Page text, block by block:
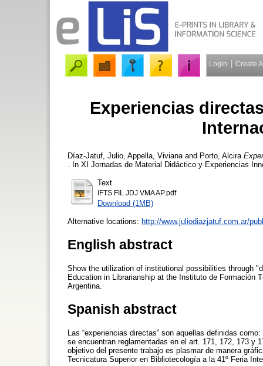
Login Create
Experiencias
Díaz-Jatuf, Julio Appella, Viviana and Porto, Alcira
. In XI Jornadas de Material Didáctico y Experiencias
Text
IFTS FIL JDJ VMA AP.pdf
Download (1MB)
Alternative locations: http://www.juliodiazjatuf.com.ar/
English abstract
Show the utilization of institutional possibilities through
Education in Librarianship at the Instituto de Formación
Argentina.
Spanish abstract
Las “experiencias directas” son aquellas definidas
se encuentran reglamentadas en el art. 171, 172, 173 y
objetivo del presente trabajo es plasmar de manera
Tecnicatura Superior en Bibliotecología a la 41º Feria